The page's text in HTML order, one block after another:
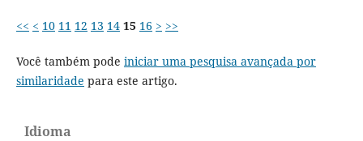
<< < 10 11 12 13 14 15 16 > >>
Você também pode iniciar uma pesquisa avançada por
similaridade para este artigo.
Idioma